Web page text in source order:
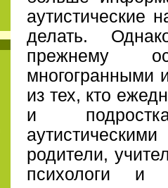
аутистические
делать.
прежнему
многогранными
из тех, кто
и
родители,
психологи и